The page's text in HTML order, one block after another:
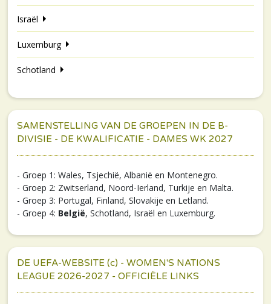
Israël
Luxemburg
Schotland
SAMENSTELLING VAN DE GROEPEN IN DE B-
DIVISIE - DE KWALIFICATIE - DAMES WK 2027
- Groep 1: Wales, Tsjechië, Albanië en Montenegro.
- Groep 2: Zwitserland, Noord-Ierland, Turkije en Malta.
- Groep 3: Portugal, Finland, Slovakije en Letland.
- Groep 4: België, Schotland, Israël en Luxemburg.
DE UEFA-WEBSITE (c) - WOMEN'S NATIONS
LEAGUE 2026-2027 - OFFICIËLE LINKS